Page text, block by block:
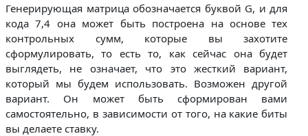
Генерирующая матрица обозначается буквой G, и для
кода 7,4 она может быть построена на основе тех
контрольных сумм, которые вы захотите
сформулировать, то есть то, как сейчас она будет
выглядеть, не означает, что это жесткий вариант,
который мы будем использовать. Возможен другой
вариант. Он может быть сформирован вами
самостоятельно, в зависимости от того, на какие биты
вы делаете ставку.